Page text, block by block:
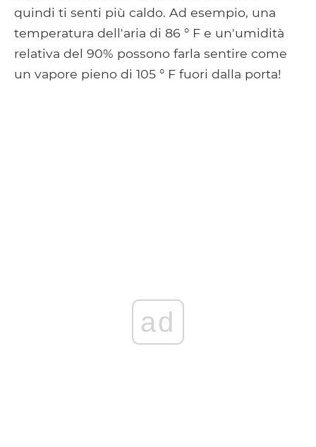
quindi ti senti più caldo. Ad esempio, una
temperatura dell'aria di 86 ° F e un'umidità
relativa del 90% possono farla sentire come
un vapore pieno di 105 ° F fuori dalla porta!
ad